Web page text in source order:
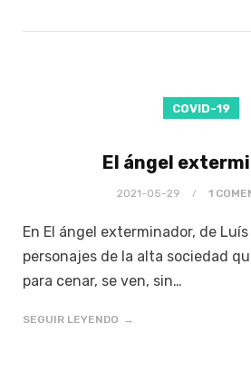
COVID-19
El ángel
2021-05-29 1
En El ángel exterminador, de
personajes de la alta sociedad
para cenar, se ven, sin…
SEGUIR LEYENDO